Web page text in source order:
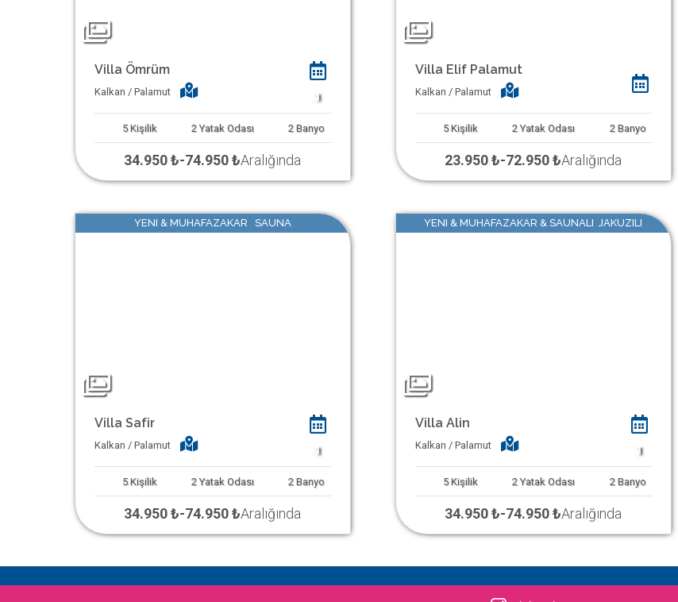
Villa Ömrüm
Kalkan / Palamut 1
5 Kişilik 2 Yatak Odası 2 Banyo
34.950 ₺-74.950 ₺Aralığında
Villa Elif Palamut
Kalkan / Palamut
5 Kişilik 2 Yatak Odası 2 Banyo
23.950 ₺-72.950 ₺Aralığında
YENI & MUHAFAZAKAR SAUNA
Villa Safir
Kalkan / Palamut 1
5 Kişilik 2 Yatak Odası 2 Banyo
34.950 ₺-74.950 ₺Aralığında
YENI & MUHAFAZAKAR & SAUNALI JAKUZILI
Villa Alin
Kalkan / Palamut 1
5 Kişilik 2 Yatak Odası 2 Banyo
34.950 ₺-74.950 ₺Aralığında